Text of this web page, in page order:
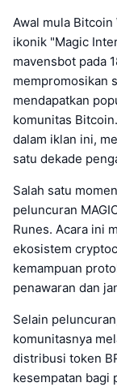
Awal mula
ikonik "Magic
mavensbot pada
mempromosikan
mendapatkan
komunitas
dalam iklan ini,
satu dekade
Salah satu
peluncuran
Runes. Acara ini
ekosistem
kemampuan
penawaran dan
Selain
komunitasnya
distribusi token
kesempatan bagi